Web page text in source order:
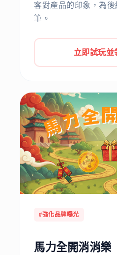
客對產品的印象，為
筆。
立即試玩並
#強化品牌曝光
馬力全開消消樂